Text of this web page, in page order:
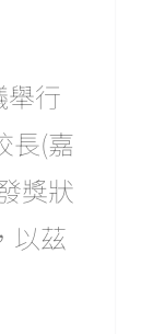
舉行
長(嘉
獎狀
以茲